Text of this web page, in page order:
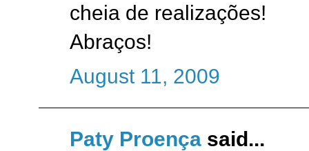
cheia de realizações!
Abraços!
August 11, 2009
Paty Proença said...